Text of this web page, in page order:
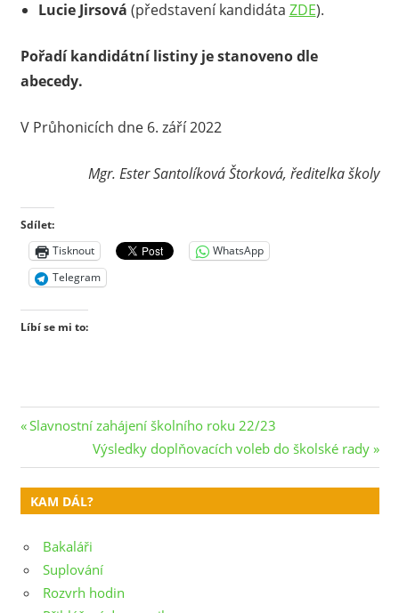
Lucie Jirsová (představení kandidáta ZDE).
Pořadí kandidátní listiny je stanoveno dle
abecedy.
V Průhonicích dne 6. září 2022
Mgr. Ester Santolíková Štorková, ředitelka školy
Sdílet:
Tisknout
WhatsApp
Telegram
Líbí se mi to:
Navigace
pro
příspěvek
Previous
Slavnostní zahájení školního roku 22/23
Next
Post:
Výsledky doplňovacích voleb do školské rady
KAM DÁL?
Bakaláři
Suplování
Rozvrh hodin